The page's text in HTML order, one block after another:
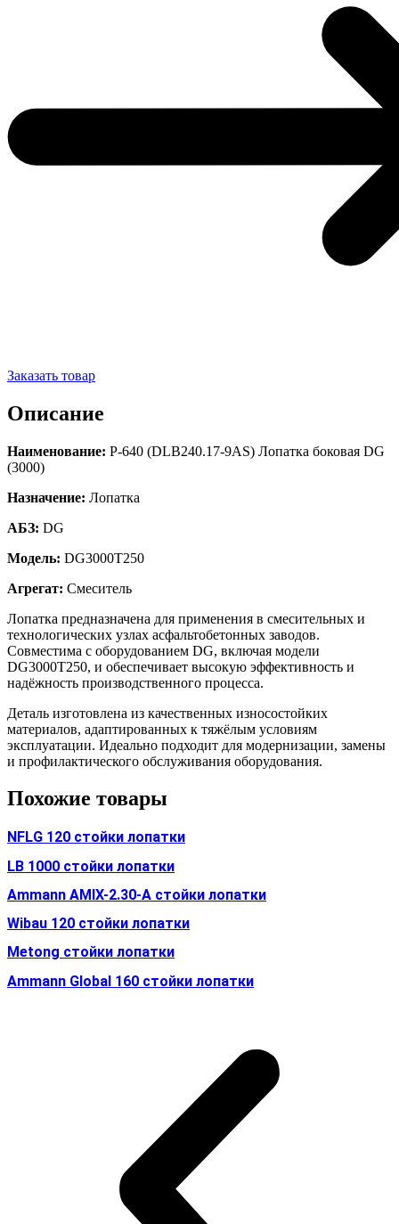
Заказать товар
Описание
Наименование: Р-640 (DLB240.17-9AS) Лопатка боковая DG
(3000)
Назначение: Лопатка
АБЗ: DG
Модель: DG3000T250
Агрегат: Смеситель
Лопатка предназначена для применения в смесительных и
технологических узлах асфальтобетонных заводов.
Совместима с оборудованием DG, включая модели
DG3000T250, и обеспечивает высокую эффективность и
надёжность производственного процесса.
Деталь изготовлена из качественных износостойких
материалов, адаптированных к тяжёлым условиям
эксплуатации. Идеально подходит для модернизации, замены
и профилактического обслуживания оборудования.
Похожие товары
NFLG 120 стойки лопатки
LB 1000 стойки лопатки
Ammann AMIX-2.30-A стойки лопатки
Wibau 120 стойки лопатки
Metong стойки лопатки
Ammann Global 160 стойки лопатки